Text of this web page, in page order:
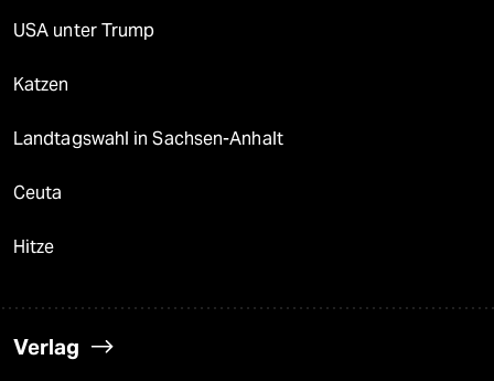
USA unter Trump
Katzen
Landtagswahl in Sachsen-Anhalt
Ceuta
Hitze
Verlag